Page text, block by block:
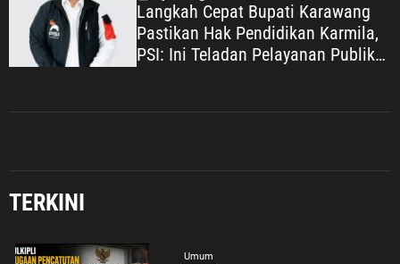
Langkah Cepat Bupati Karawang
Pastikan Hak Pendidikan Karmila,
PSI: Ini Teladan Pelayanan Publik
TERKINI
Umum